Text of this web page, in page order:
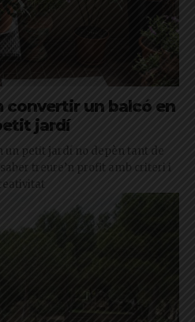
convertir un balcó en
jardí
un petit jardí no depèn tant de
treure’n profit amb criteri i